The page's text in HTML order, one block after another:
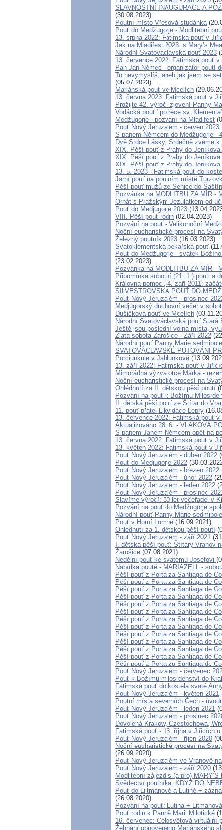
SLAVNOSTNÍ INAUGURACE A
(30.08.2023)
Poutní místo Vřesová studánka
Pouť do Medžugorje - Modlitební
13. srpna 2022: Fatimská pouť v
Jak na Mladifest 2023: s Mary’s
Národní Svatováclavská pouť 2023
13. července 2022: Fatimská pouť
Pan Jan Němec - organizátor poutí
To nevymyslíš, aneb jak jsem se
(05.07.2023)
Mariánská pouť ve Mcelích
13. června 2023: Fatimská pouť v
Prožijte 42. výročí zjevení Panny
Vodácká pouť "po řece sv.
Medžugorje - pozvání na Mladifest
Pouť Nový Jeruzalém - červen 2023
S panem Němcem do Medžugorje -
Dvě Srdce Lásky: Srdečně zveme
XIX. Pěší pouť z Prahy do Jeníkova
XIX. Pěší pouť z Prahy do Jeníkova
XIX. Pěší pouť z Prahy do Jeníkova
13. 5. 2023 - Fatimská pouť do
Jarní pouť na poutním místě
Pěší pouť mužů ze Senice do
Pozvánka na MODLITBU ZA MÍR -
Ornát s Pražským Jezulátkem od
Pouť do Medjugorje 2023
VIII. Pěší pouť rodin (02.04.2023)
Pozvání na pouť - Velikonoční
Noční eucharistické procesí na
Železný poutník 2023 (16.03.2023)
Svatoklementská pekařská pouť
Pouť do Medžugorje - svátek
(23.02.2023)
Pozvánka na MODLITBU ZA MÍR -
Připomínka sobotní (21. 1.) pouti a
Královna pomoci, 4. září 2011:
SILVESTROVSKÁ POUŤ DO
Pouť Nový Jeruzalém - prosinec
Medjugorský duchovní večer v
Dušičková pouť ve Mcelích
Národní Svatováclavská pouť Stará
Ještě jsou poslední volná místa,
Zlatá sobota Žarošice - Září 2022
Národní pouť Panny Marie
SVATOVÁCLAVSKÉ PUTOVÁNÍ
Porciunkule v Jablunkově
13. září 2022: Fatimská pouť v
Mimořádná výzva otce Marka -
Noční eucharistické procesí na
Ohlédnutí za II. dětskou pěší poutí
Pozvání na pouť k Božímu
II. dětská pěší pouť ze Štítar do
11. pouť přátel Likvidace Lepry
13. července 2022: Fatimská pouť
Aktualizováno 28. 6. - VLAKOVÁ
S panem Janem Němcem opět na
13. června 2022: Fatimská pouť v
13. květen 2022: Fatimská pouť v
Pouť Nový Jeruzalém - duben 2022
Pouť do Medjugorje 2022
Pouť Nový Jeruzalém - březen 2022
Pouť Nový Jeruzalém - únor 2022
Pouť Nový Jeruzalém - leden 2022
Pouť Nový Jeruzalém - prosinec
Slavíme výročí: 30 let večeřadel v
Pozvání na pouť do Medžugorje
Národní pouť Panny Marie
Pouť v Horní Lomné (16.09.2021)
Ohlédnutí za 1. dětskou pěší poutí
Pouť Nový Jeruzalém - září 2021
I. dětská pěší pouť: Štítary-Vranov
Žarošice (07.08.2021)
Nedělní pouť ke svatému Josefovi
Nabídka poutě - MARIAZELL -
Pěší pouť z Porta za Santiaga de
Pěší pouť z Porta za Santiaga de
Pěší pouť z Porta za Santiaga de
Pěší pouť z Porta za Santiaga de
Pěší pouť z Porta za Santiaga de
Pěší pouť z Porta za Santiaga de
Pěší pouť z Porta za Santiaga de
Pěší pouť z Porta za Santiaga de
Pěší pouť z Porta za Santiaga de
Pěší pouť z Porta za Santiaga de
Pěší pouť z Porta za Santiaga de
Pěší pouť z Porta za Santiaga de
Pěší pouť z Porta za Santiaga de
Pouť Nový Jeruzalém - červenec
Pouť k Božímu milosrdenství do
Fatimská pouť do kostela svaté
Pouť Nový Jeruzalém - květen 2021
Poutní místa severních Čech -
Pouť Nový Jeruzalém - leden 2021
Pouť Nový Jeruzalém - prosinec
Dovolená Krakow, Czestochowa,
Fatimská pouť - 13. října v Jiřicích
Pouť Nový Jeruzalém - říjen 2020
Noční eucharistické procesí na
(26.09.2020)
Pouť Nový Jeruzalém ve Vranově
Pouť Nový Jeruzalém - září 2020
Modlitební zájezd s (a pro)
Svědectví poutníka: KDYŽ DO
Pouť do Liitmanové a Lutině +
(26.08.2020)
Pozvání na pouť: Lutina +
Pouť rodin k Panně Marii Milotické
16. červenec: Celosvětová virtuální
Žehnání obnoveného Mariánského